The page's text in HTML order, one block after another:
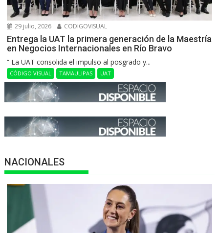
29 julio, 2026 CODIGOVISUAL
Entrega la UAT la primera generación de la Maestría
en Negocios Internacionales en Río Bravo
“ La UAT consolida el impulso al posgrado y...
CÓDIGO VISUAL TAMAULIPAS UAT
NACIONALES